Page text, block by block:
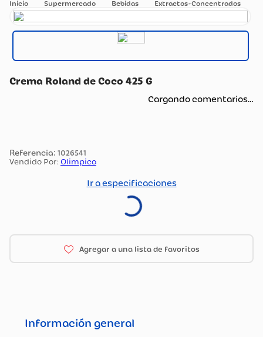
Supermercado Bebidas Extractos-Concentrados
Crema Roland de Coco 425 G
Cargando comentarios…
: 1026541
Vendido Por: Olimpica
Ir a especificaciones
Información general